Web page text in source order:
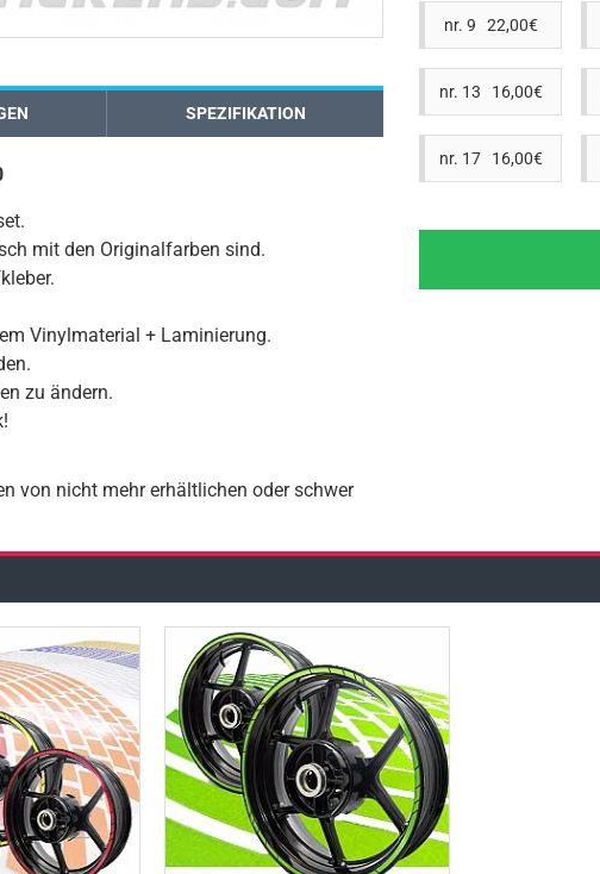
SPEZIFIKATION
mit den Originalfarben sind.
Vinylmaterial + Laminierung.
zu ändern.
von nicht mehr erhältlichen oder schwer
nr. 9 22,00€
nr. 13 16,00€
nr. 17 16,00€